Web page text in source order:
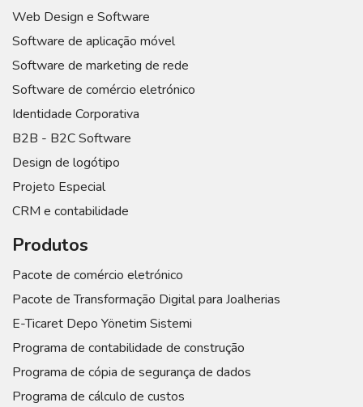
Web Design e Software
Software de aplicação móvel
Software de marketing de rede
Software de comércio eletrónico
Identidade Corporativa
B2B - B2C Software
Design de logótipo
Projeto Especial
CRM e contabilidade
Produtos
Pacote de comércio eletrónico
Pacote de Transformação Digital para Joalherias
E-Ticaret Depo Yönetim Sistemi
Programa de contabilidade de construção
Programa de cópia de segurança de dados
Programa de cálculo de custos